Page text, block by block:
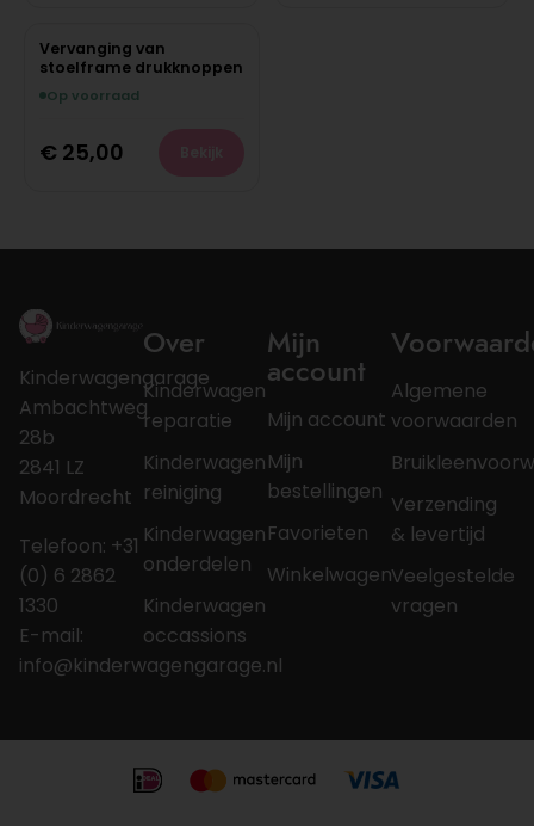
Vervanging van
stoelframe drukknoppen
Op voorraad
€ 25,00
Kinderwagengarage
Ambachtweg
28b
2841 LZ
Moordrecht
Telefoon: +31
(0) 6 2862
1330
E-mail:
info@kinderwagengarage.nl
Over
Kinderwagen
reparatie
Kinderwagen
reiniging
Kinderwagen
onderdelen
Kinderwagen
occassions
Mijn
account
Mijn account
Mijn
bestellingen
Favorieten
Winkelwagen
Algemene
voorwaarden
Verzending
& levertijd
Veelgestelde
vragen